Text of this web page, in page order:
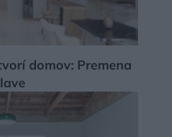
domov: Premena